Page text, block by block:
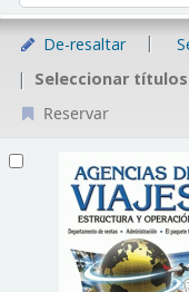
De-resaltar
Seleccionar
Reservar